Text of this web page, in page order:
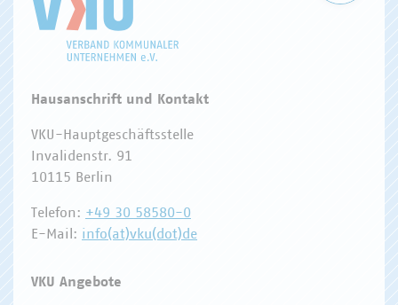
Hausanschrift und Kontakt
VKU-Hauptgeschäftsstelle
Invalidenstr. 91
10115 Berlin
Telefon: +49 30 58580-0
E-Mail: info(at)vku(dot)de
VKU Angebote